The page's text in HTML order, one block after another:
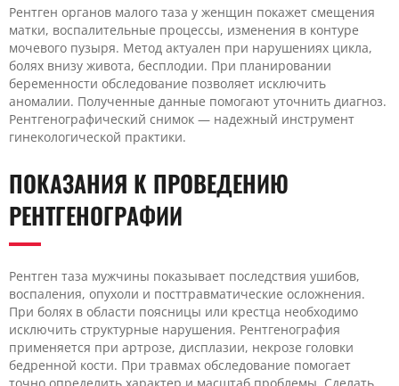
Рентген органов малого таза у женщин покажет смещения
матки, воспалительные процессы, изменения в контуре
мочевого пузыря. Метод актуален при нарушениях цикла,
болях внизу живота, бесплодии. При планировании
беременности обследование позволяет исключить
аномалии. Полученные данные помогают уточнить диагноз.
Рентгенографический снимок — надежный инструмент
гинекологической практики.
ПОКАЗАНИЯ К ПРОВЕДЕНИЮ
РЕНТГЕНОГРАФИИ
Рентген таза мужчины показывает последствия ушибов,
воспаления, опухоли и посттравматические осложнения.
При болях в области поясницы или крестца необходимо
исключить структурные нарушения. Рентгенография
применяется при артрозе, дисплазии, некрозе головки
бедренной кости. При травмах обследование помогает